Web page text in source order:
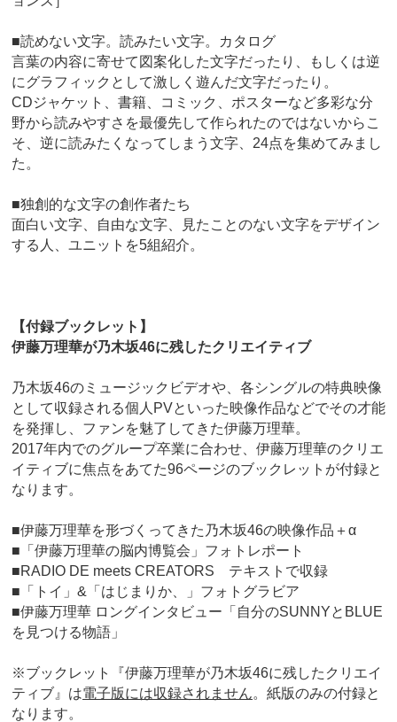
■読めない文字。読みたい文字。カタログ
言葉の内容に寄せて図案化した文字だったり、もしくは逆
にグラフィックとして激しく遊んだ文字だったり。
CDジャケット、書籍、コミック、ポスターなど多彩な分
野から読みやすさを最優先して作られたのではないからこ
そ、逆に読みたくなってしまう文字、24点を集めてみまし
た。
■独創的な文字の創作者たち
面白い文字、自由な文字、見たことのない文字をデザイン
する人、ユニットを5組紹介。
【付録ブックレット】
伊藤万理華が乃木坂46に残したクリエイティブ
乃木坂46のミュージックビデオや、各シングルの特典映像
として収録される個人PVといった映像作品などでその才能
を発揮し、ファンを魅了してきた伊藤万理華。
2017年内でのグループ卒業に合わせ、伊藤万理華のクリエ
イティブに焦点をあてた96ページのブックレットが付録と
なります。
■伊藤万理華を形づくってきた乃木坂46の映像作品＋α
■「伊藤万理華の脳内博覧会」フォトレポート
■RADIO DE meets CREATORS テキストで収録
■「トイ」&「はじまりか、」フォトグラビア
■伊藤万理華 ロングインタビュー「自分のSUNNYとBLUE
を見つける物語」
※ブックレット『伊藤万理華が乃木坂46に残したクリエイ
ティブ』は電子版には収録されません。紙版のみの付録と
なります。